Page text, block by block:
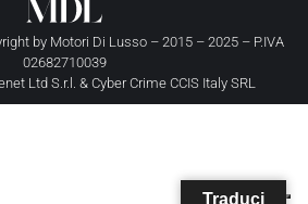
by Motori Di Lusso– 2015 – 2025 – P.IVA
02682710039
Ltd S.r.l. & Cyber Crime CCIS Italy SRL
Traduci